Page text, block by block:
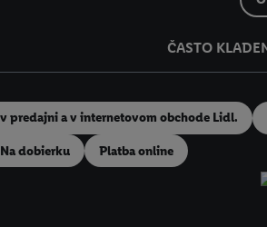
ČASTO
Na dobierku Platba online